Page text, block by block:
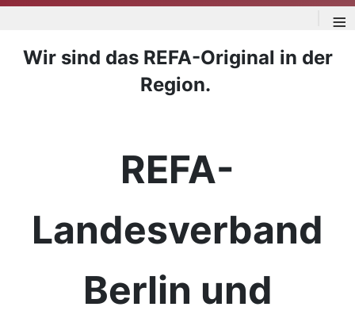
≡
Wir sind das REFA-Original in der
Region.
REFA-
Landesverband
Berlin und